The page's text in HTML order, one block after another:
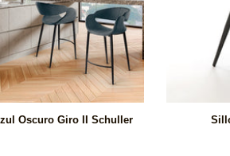
Oscuro Giro II Schuller